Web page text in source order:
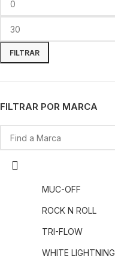
FILTRAR
FILTRAR POR MARCA
MUC-OFF
ROCK N ROLL
TRI-FLOW
WHITE LIGHTNING